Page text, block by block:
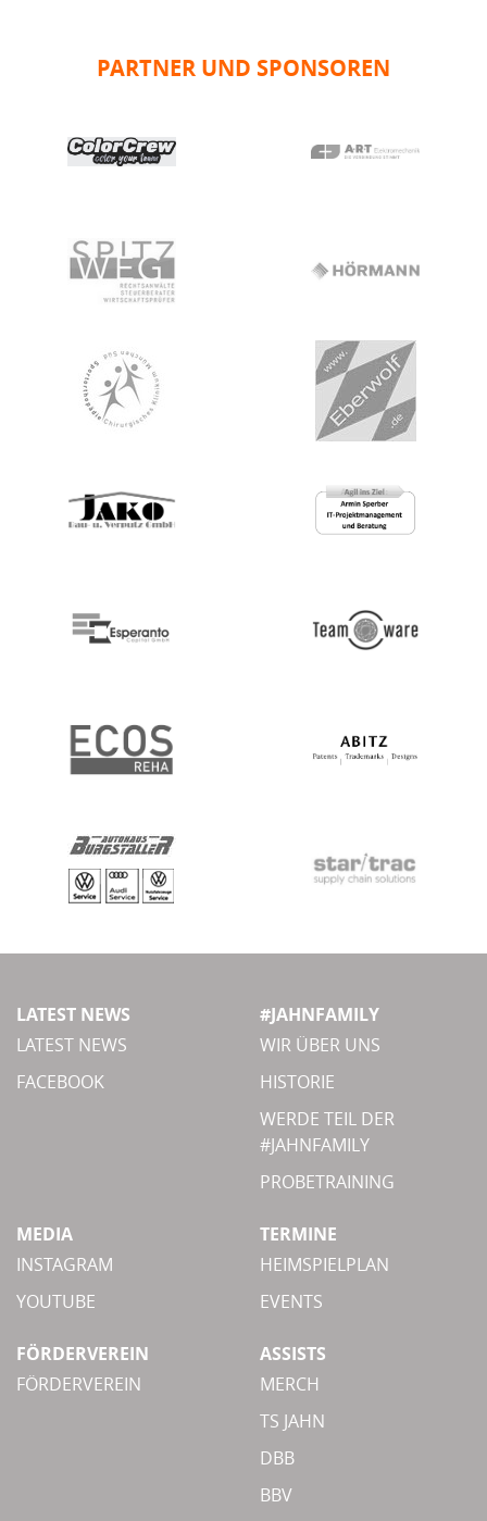
PARTNER UND SPONSOREN
LATEST NEWS
LATEST NEWS
FACEBOOK
#JAHNFAMILY
WIR ÜBER UNS
HISTORIE
WERDE TEIL DER
#JAHNFAMILY
PROBETRAINING
MEDIA
INSTAGRAM
YOUTUBE
TERMINE
HEIMSPIELPLAN
EVENTS
FÖRDERVEREIN
FÖRDERVEREIN
ASSISTS
MERCH
TS JAHN
DBB
BBV